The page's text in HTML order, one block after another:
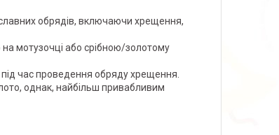
обрядів, включаючи хрещення,
мотузочці або срібною/золотому
час проведення обряду хрещення.
однак, найбільш привабливим